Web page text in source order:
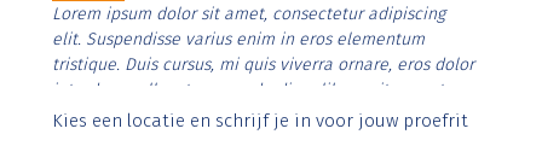
Lorem ipsum dolor sit amet, consectetur adipiscing
elit. Suspendisse varius enim in eros elementum
tristique. Duis cursus, mi quis viverra ornare, eros dolor
interdum nulla, ut commodo diam libero vitae erat.
Aenean faucibus nibh et justo cursus id rutrum lorem
Kies een locatie en schrijf je in voor jouw proefrit